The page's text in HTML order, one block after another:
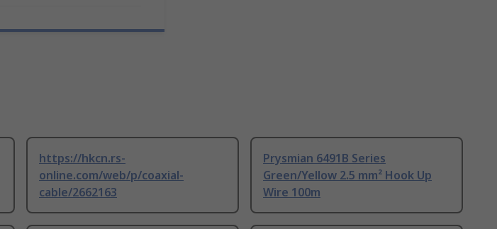
https://hkcn.rs-
online.com/web/p/coaxial-
cable/2662163
Prysmian 6491B Series
Green/Yellow 2.5 mm² Hook Up
Wire 100m